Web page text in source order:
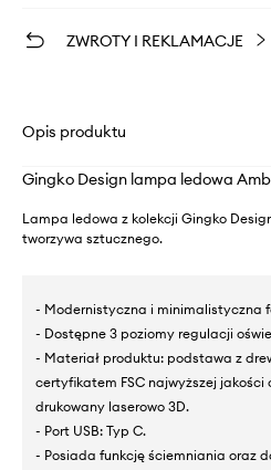
ZWROTY I REKLAMACJE
Opis produktu
Gingko Design lampa ledowa
Lampa ledowa z kolekcji Gingko
tworzywa sztucznego.
- Modernistyczna i minimalistyczna
- Dostępne 3 poziomy regulacji
- Materiał produktu: podstawa z
certyfikatem FSC najwyższej jakości
drukowany laserowo 3D.
- Port USB: Typ C.
- Posiada funkcję ściemniania oraz